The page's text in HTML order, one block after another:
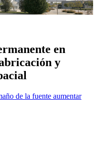
en
y
de la fuente aumentar